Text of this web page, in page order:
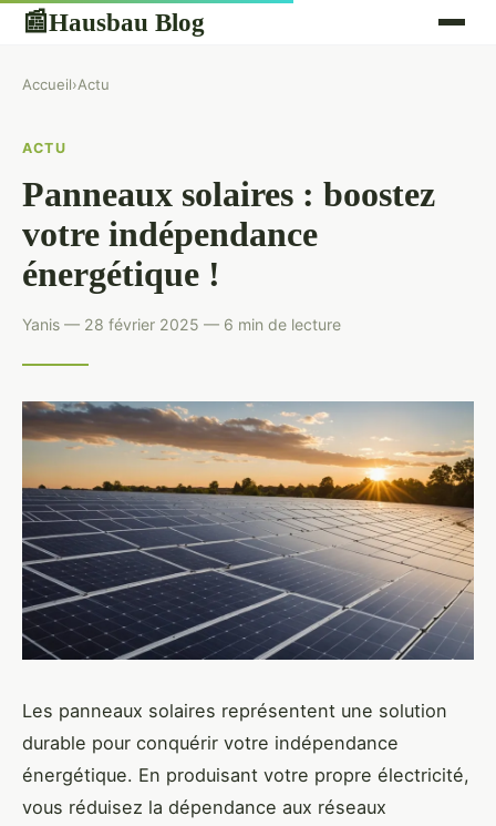
📰Hausbau Blog
Accueil›Actu
ACTU
Panneaux solaires : boostez
votre indépendance
énergétique !
Yanis — 28 février 2025 — 6 min de lecture
Les panneaux solaires représentent une solution
durable pour conquérir votre indépendance
énergétique. En produisant votre propre électricité,
vous réduisez la dépendance aux réseaux